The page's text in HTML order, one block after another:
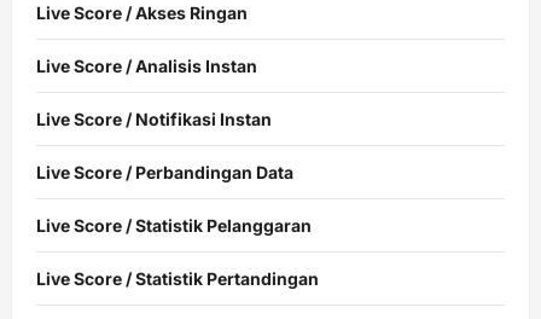
Live Score / Akses Ringan
Live Score / Analisis Instan
Live Score / Notifikasi Instan
Live Score / Perbandingan Data
Live Score / Statistik Pelanggaran
Live Score / Statistik Pertandingan